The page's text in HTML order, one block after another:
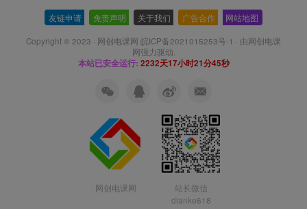
友链申请 免责声明 关于我们 广告合作 网站地图
Copyright © 2023 · 网创电课网 皖ICP备2021015253号-1 · 由网创电课
网强力驱动.
本站已安全运行: 2232天17小时21分46秒
网创电课网
站长微信
dianke618